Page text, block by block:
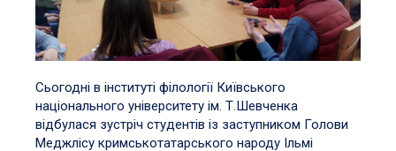
Сьогодні в інституті філології Київського
національного університету ім. Т.Шевченка
відбулася зустріч студентів із заступником Голови
Меджлісу кримськотатарського народу Ільмі